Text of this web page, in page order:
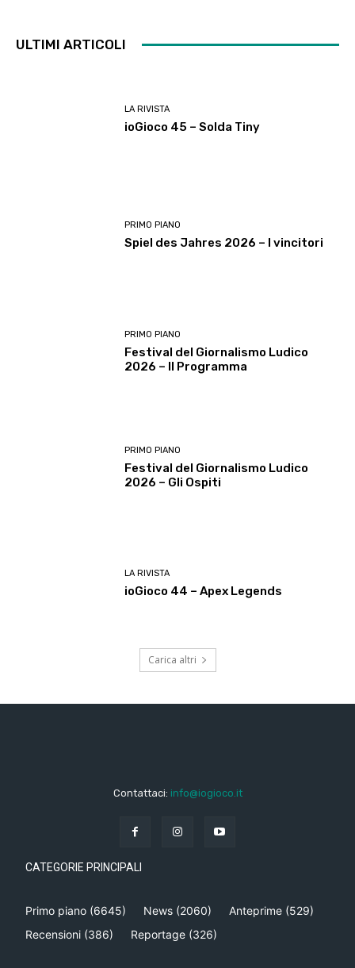
ULTIMI ARTICOLI
LA RIVISTA
ioGioco 45 – Solda Tiny
PRIMO PIANO
Spiel des Jahres 2026 – I vincitori
PRIMO PIANO
Festival del Giornalismo Ludico
2026 – Il Programma
PRIMO PIANO
Festival del Giornalismo Ludico
2026 – Gli Ospiti
LA RIVISTA
ioGioco 44 – Apex Legends
Carica altri
Contattaci: info@iogioco.it
CATEGORIE PRINCIPALI
Primo piano (6645) News (2060) Anteprime (529)
Recensioni (386) Reportage (326)